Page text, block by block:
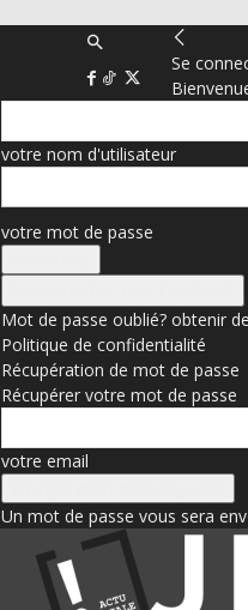
Se
votre nom d'utilisateur
votre mot de passe
Mot de passe oublié? obtenir
Politique de confidentialité
Récupération de mot de passe
Récupérer votre mot de passe
votre email
Un mot de passe vous sera